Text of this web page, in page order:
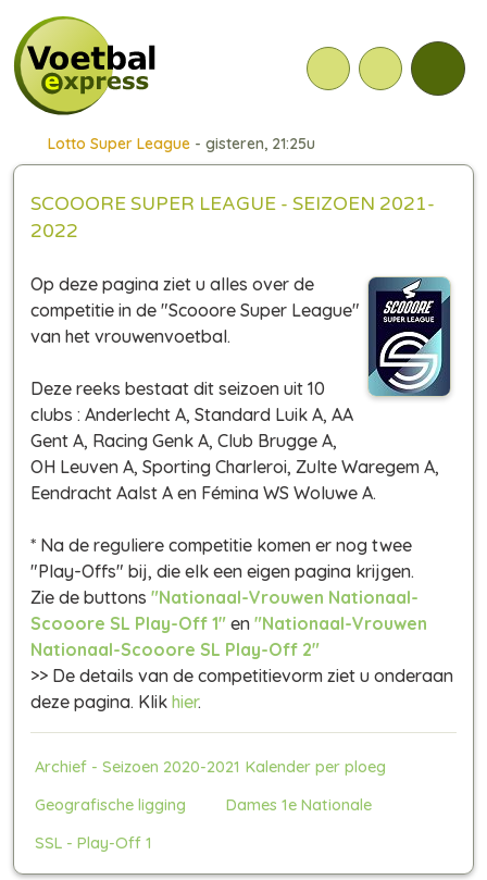
Lotto Super League- gisteren, 21:25u
SCOOORE SUPER LEAGUE - SEIZOEN 2021-
2022
Op deze pagina ziet u alles over de
competitie in de "Scooore Super League"
van het vrouwenvoetbal.
Deze reeks bestaat dit seizoen uit 10
clubs : Anderlecht A, Standard Luik A, AA
Gent A, Racing Genk A, Club Brugge A,
OH Leuven A, Sporting Charleroi, Zulte Waregem A,
Eendracht Aalst A en Fémina WS Woluwe A.
* Na de reguliere competitie komen er nog twee
"Play-Offs" bij, die elk een eigen pagina krijgen.
Zie de buttons "Nationaal-Vrouwen Nationaal-
Scooore SL Play-Off 1" en "Nationaal-Vrouwen
Nationaal-Scooore SL Play-Off 2"
>> De details van de competitievorm ziet u onderaan
deze pagina. Klik hier.
Archief - Seizoen 2020-2021 Kalender per ploeg
Geografische ligging
Dames 1e Nationale
SSL - Play-Off 1